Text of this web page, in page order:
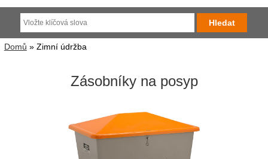
Domů » Zimní údržba
Zásobníky na posyp